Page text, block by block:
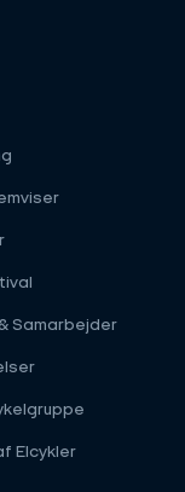
Samarbejder
Elcykler